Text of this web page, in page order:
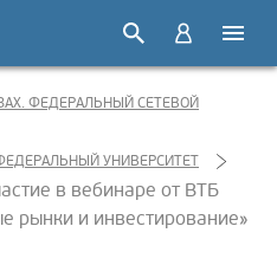
ФЕДЕРАЛЬНЫЙ СЕТЕВОЙ
УНИВЕРСИТЕТ
в вебинаре от ВТБ
рынки и инвестирование»